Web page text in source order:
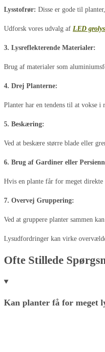
Lysstofrør: Disse er gode til
Udforsk vores udvalg af LED
3. Lysreflekterende Materialer:
Brug af materialer som
4. Drej Planterne:
Planter har en tendens til at vokse
5. Beskæring:
Ved at beskære større blade eller
6. Brug af Gardiner eller
Hvis en plante får for meget
7. Overvej Gruppering:
Ved at gruppere planter sammen
Lysudfordringer kan virke
Ofte Stillede
Kan planter få for meget